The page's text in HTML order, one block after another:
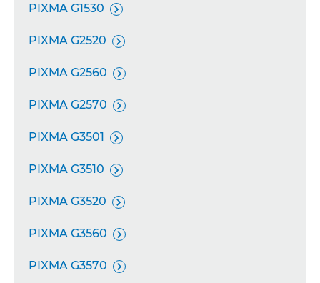
PIXMA G1530 
PIXMA G2520 
PIXMA G2560 
PIXMA G2570 
PIXMA G3501 
PIXMA G3510 
PIXMA G3520 
PIXMA G3560 
PIXMA G3570 